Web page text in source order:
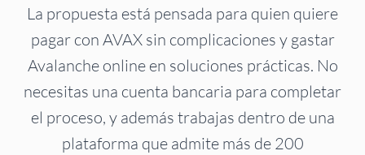
La propuesta está pensada para quien quiere
pagar con AVAX sin complicaciones y gastar
Avalanche online en soluciones prácticas. No
necesitas una cuenta bancaria para completar
el proceso, y además trabajas dentro de una
plataforma que admite más de 200